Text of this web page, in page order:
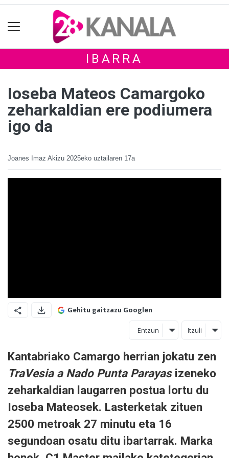
IBARRA
Ioseba Mateos Camargoko
zeharkaldian ere podiumera
igo da
Joanes Imaz Akizu 2025eko uztailaren 17a
Gehitu gaitzazu Googlen
Entzun Itzuli
Kantabriako Camargo herrian jokatu zen
TraVesia a Nado Punta Parayasizeneko
zeharkaldian laugarren postua lortu du
Ioseba Mateosek. Lasterketak zituen
2500 metroak 27 minutu eta 16
segundoan osatu ditu ibartarrak. Marka